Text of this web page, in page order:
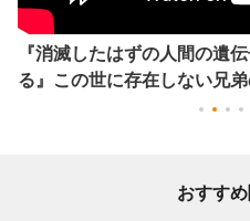
『消滅したはずの人間の遺
る』この世に存在しない兄
おすす